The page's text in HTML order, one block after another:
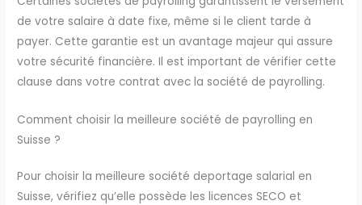
de votre salaire à date fixe, même si le client tarde à
payer. Cette garantie est un avantage majeur qui assure
votre sécurité financière. Il est important de vérifier cette
clause dans votre contrat avec la société de payrolling.
Comment choisir la meilleure société de payrolling en
Suisse ?
Pour choisir la meilleure société deportage salarial en
Suisse, vérifiez qu’elle possède les licences SECO et